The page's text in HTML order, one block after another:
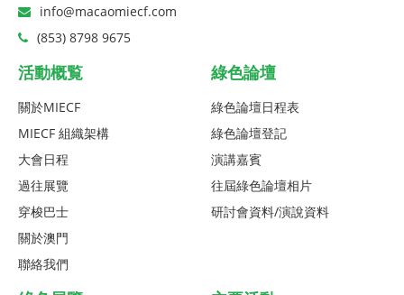
info@macaomiecf.com
(853) 8798 9675
活動概覧
關於MIECF
MIECF 組織架構
大會日程
過往展覽
穿梭巴士
關於澳門
聯絡我們
綠色論壇
綠色論壇日程表
綠色論壇登記
演講嘉賓
往屆綠色論壇相片
研討會資料/演說資料